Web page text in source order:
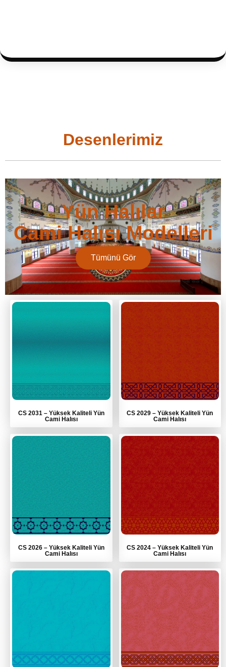
Desenlerimiz
Yün Halılar
Cami Halısı Modelleri
Tümünü Gör
CS 2031 – Yüksek Kaliteli Yün
Cami Halısı
CS 2029–Yüksek Kaliteli Yün
Cami Halısı
CS 2026 – Yüksek Kaliteli Yün
Cami Halısı
CS 2024–Yüksek Kaliteli Yün
Cami Halısı